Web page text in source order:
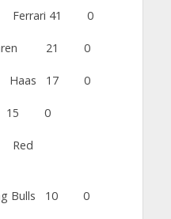
Ferrari 41 0
21 0
Haas 17 0
15 0
Red
Bulls 10 0